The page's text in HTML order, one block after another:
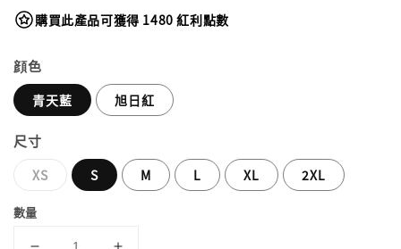
購買此產品可獲得 1480 紅利點數
顔色
青天藍 旭日紅
尺寸
XS S M L XL 2XL
數量